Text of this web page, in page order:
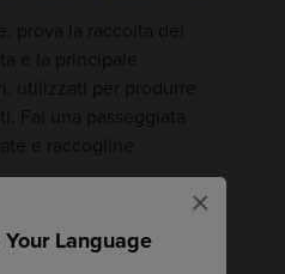
Language
×
prova la raccolta dei
è la principale
utilizzati per produrre
Fai una passeggiata
e raccogline
periodo potrai